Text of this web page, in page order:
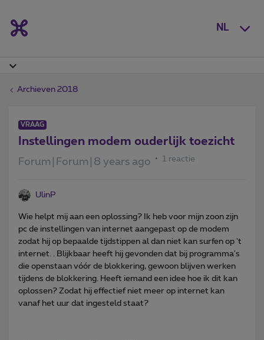
NL
Archieven 2018
VRAAG
Instellingen modem ouderlijk toezicht
Forum|Forum|8 years ago 1 reactie
UlinP
Wie helpt mij aan een oplossing? Ik heb voor mijn zoon zijn
pc de instellingen van internet aangepast op de modem
zodat hij op bepaalde tijdstippen al dan niet kan surfen op 't
internet. . Blijkbaar heeft hij gevonden dat bij programma's
die openstaan vóór de blokkering, gewoon blijven werken
tijdens de blokkering. Heeft iemand een idee hoe ik dit kan
oplossen? Zodat hij effectief niet meer op internet kan
vanaf het uur dat ingesteld staat?